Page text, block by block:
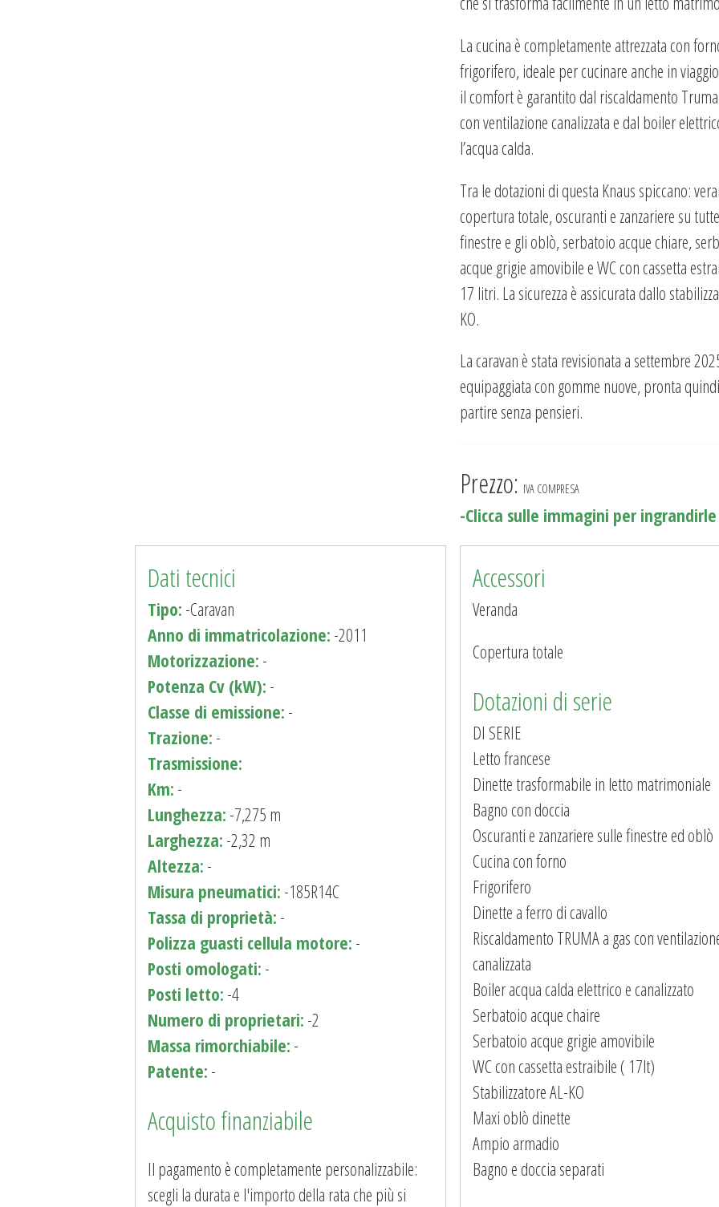
La cucina è completamente attrezzata con
frigorifero, ideale per cucinare anche in
il comfort è garantito dal riscaldamento
con ventilazione canalizzata e dal boiler
l’acqua calda.
Tra le dotazioni di questa Knaus spiccano:
copertura totale, oscuranti e zanzariere su
finestre e gli oblò, serbatoio acque chiare,
acque grigie amovibile e WC con cassetta
17 litri. La sicurezza è assicurata dallo
KO.
La caravan è stata revisionata a settembre
equipaggiata con gomme nuove, pronta
partire senza pensieri.
Prezzo: IVA COMPRESA
-Clicca sulle immagini per ingrandirle
Dati tecnici
Tipo: -Caravan
Anno di immatricolazione: -2011
Motorizzazione: -
Potenza Cv (kW): -
Classe di emissione: -
Trazione: -
Trasmissione:
Km: -
Lunghezza: -7,275 m
Larghezza: -2,32 m
Altezza: -
Misura pneumatici: -185R14C
Tassa di proprietà: -
Polizza guasti cellula motore: -
Posti omologati: -
Posti letto: -4
Numero di proprietari: -2
Massa rimorchiabile: -
Patente: -
Acquisto finanziabile
Il pagamento è completamente personalizzabile:
scegli la durata e l'importo della rata che più si
Accessori
Veranda
Copertura totale
Dotazioni di serie
DI SERIE
Letto francese
Dinette trasformabile in letto matrimoniale
Bagno con doccia
Oscuranti e zanzariere sulle finestre ed oblò
Cucina con forno
Frigorifero
Dinette a ferro di cavallo
Riscaldamento TRUMA a gas con
canalizzata
Boiler acqua calda elettrico e canalizzato
Serbatoio acque chaire
Serbatoio acque grigie amovibile
WC con cassetta estraibile ( 17lt)
Stabilizzatore AL-KO
Maxi oblò dinette
Ampio armadio
Bagno e doccia separati